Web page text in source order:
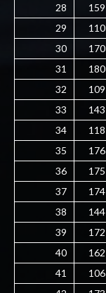
28
159
29
110
30
170
31
180
32
109
33
143
34
118
35
176
36
175
37
174
38
144
39
172
40
162
41
106